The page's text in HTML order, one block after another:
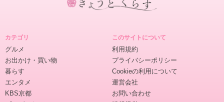
カテゴリ
グルメ
お出かけ・買い物
暮らす
エンタメ
KBS京都
このサイトについて
利用規約
プライバシーポリシー
Cookieの利用について
運営会社
お問い合わせ